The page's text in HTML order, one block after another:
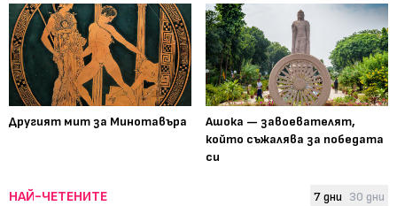
Другият мит за Минотавъра
Ашока — завоевателят,
който съжалява за победата
си
НАЙ-ЧЕТЕНИТЕ 7 дни 30 дни